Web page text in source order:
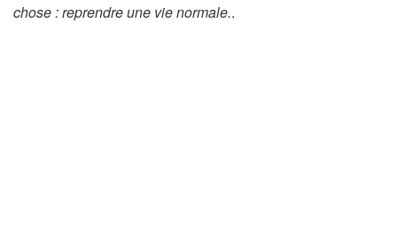
chose : reprendre une vie normale..